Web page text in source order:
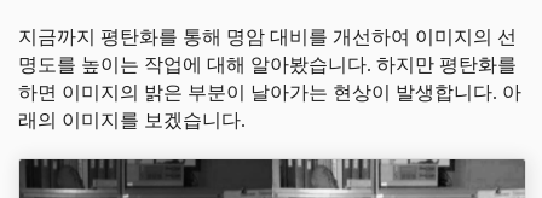
지금까지 평탄화를 통해 명암 대비를 개선하여 이미지의 선
명도를 높이는 작업에 대해 알아봤습니다. 하지만 평탄화를
하면 이미지의 밝은 부분이 날아가는 현상이 발생합니다. 아
래의 이미지를 보겠습니다.